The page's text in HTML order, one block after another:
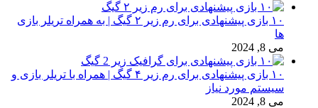
۱۰ بازی پیشنهادی برای رم زیر ۲ گیگ | به همراه تریلر بازی
ها
می 8, 2024
۱۰ بازی پیشنهادی برای رم زیر ۴ گیگ | همراه با تریلر بازی و
سیستم مورد نیاز
می 8, 2024